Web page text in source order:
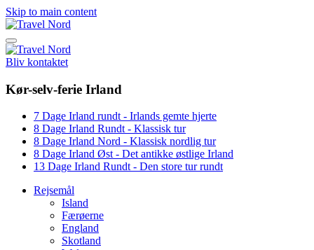
Skip to main content
Bliv kontaktet
Kør-selv-ferie Irland
7 Dage Irland rundt - Irlands gemte hjerte
8 Dage Irland Rundt - Klassisk tur
8 Dage Irland Nord - Klassisk nordlig tur
8 Dage Irland Øst - Det antikke østlige Irland
13 Dage Irland Rundt - Den store tur rundt
Rejsemål
Island
Færøerne
England
Skotland